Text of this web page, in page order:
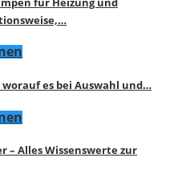
es bei Auswahl und…
– Alles Wissenswerte zur